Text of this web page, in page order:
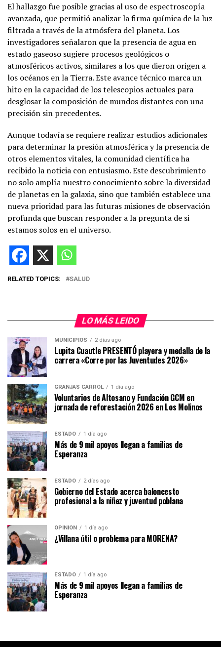
El hallazgo fue posible gracias al uso de espectroscopía
avanzada, que permitió analizar la firma química de la luz
filtrada a través de la atmósfera del planeta. Los
investigadores señalaron que la presencia de agua en
estado gaseoso sugiere procesos geológicos o
atmosféricos activos, similares a los que dieron origen a
los océanos en la Tierra. Este avance técnico marca un
hito en la capacidad de los telescopios actuales para
desglosar la composición de mundos distantes con una
precisión sin precedentes.
Aunque todavía se requiere realizar estudios adicionales
para determinar la presión atmosférica y la presencia de
otros elementos vitales, la comunidad científica ha
recibido la noticia con entusiasmo. Este descubrimiento
no solo amplía nuestro conocimiento sobre la diversidad
de planetas en la galaxia, sino que también establece una
nueva prioridad para las futuras misiones de observación
profunda que buscan responder a la pregunta de si
estamos solos en el universo.
RELATED TOPICS: SALUD
LO MÁS LEIDO
MUNICIPIOS 2 días ago
Lupita Cuautle PRESENTÓ playera y medalla de la
carrera «Corre por las Juventudes 2026»
GRANJAS CARROL 1 día ago
Voluntarios de Altosano y Fundación GCM en
jornada de reforestación 2026 en Los Molinos
ESTADO 1 día ago
Más de 9 mil apoyos llegan a familias de
Esperanza
ESTADO 2 días ago
Gobierno del Estado acerca baloncesto
profesional a la niñez y juventud poblana
OPINIÓN 1 día ago
¿Villana útil o problema para MORENA?
ESTADO 1 día ago
Más de 9 mil apoyos llegan a familias de
Esperanza